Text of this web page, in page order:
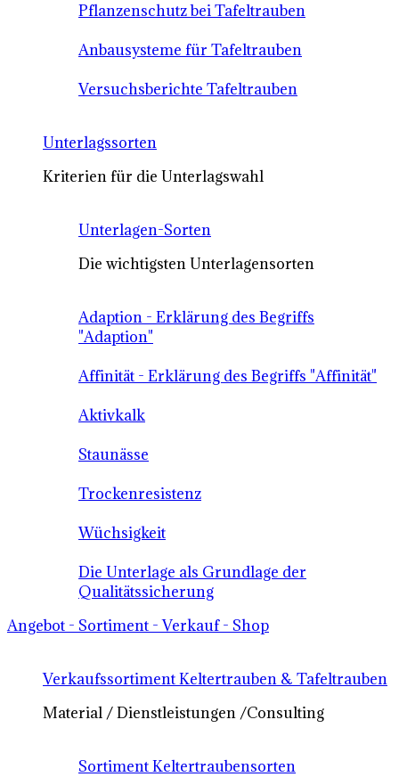
Pflanzenschutz bei Tafeltrauben
Anbausysteme für Tafeltrauben
Versuchsberichte Tafeltrauben
Unterlagssorten
Kriterien für die Unterlagswahl
Unterlagen-Sorten
Die wichtigsten Unterlagensorten
Adaption - Erklärung des Begriffs
"Adaption"
Affinität - Erklärung des Begriffs "Affinität"
Aktivkalk
Staunässe
Trockenresistenz
Wüchsigkeit
Die Unterlage als Grundlage der
Qualitätssicherung
Angebot - Sortiment - Verkauf - Shop
Verkaufssortiment Keltertrauben & Tafeltrauben
Material / Dienstleistungen /Consulting
Sortiment Keltertraubensorten